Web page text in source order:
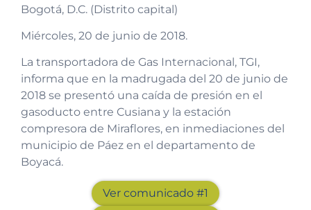
Bogotá, D.C. (Distrito capital)
Miércoles, 20 de junio de 2018.
La transportadora de Gas Internacional, TGI,
informa que en la madrugada del 20 de junio de
2018 se presentó una caída de presión en el
gasoducto entre Cusiana y la estación
compresora de Miraflores, en inmediaciones del
municipio de Páez en el departamento de
Boyacá.
Ver comunicado #1